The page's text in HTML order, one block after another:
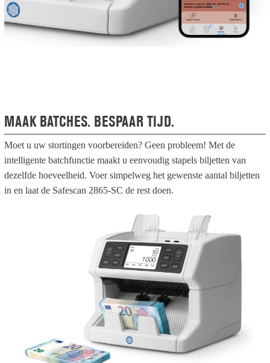
MAAK BATCHES. BESPAAR TIJD.
Moet u uw stortingen voorbereiden? Geen probleem! Met de
intelligente batchfunctie maakt u eenvoudig stapels biljetten van
dezelfde hoeveelheid. Voer simpelweg het gewenste aantal biljetten
in en laat de Safescan 2865-SC de rest doen.